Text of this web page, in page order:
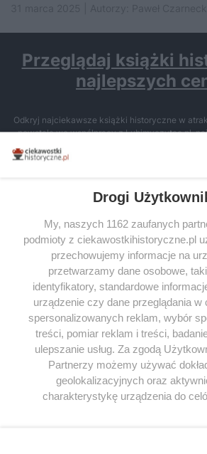
Przeglądaj książki
najlepszych
Odkryj najciekawsze książki historyczne w
powstała we współpracy z Lubimyczytac.pl,
miłośników literatury w Polsce – dzięki temu
tytułów najwyżej ocenianych przez
SERWIS
SPOŁECZNOŚĆ
WSPÓŁPRACA
KONTAKT
ODWIEDŹ RÓWNIEŻ:
Drogi
My, naszych 1162 zaufanych
podmioty z ciekawostkihistoryczne.pl
przechowujemy informacje na
przetwarzamy dane osobowe,
identyfikatory, standardowe
urządzenie czy dane przeglądania w
spersonalizowanych reklam, wybór
treści, pomiar reklam i treści,
ulepszanie usług. Za zgodą
Partnerzy możemy używać
geolokalizacyjnych oraz
charakterystykę urządzenia do